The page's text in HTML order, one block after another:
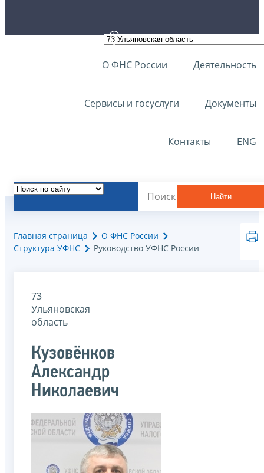
О ФНС России Деятельность
Сервисы и госуслуги Документы
Контакты ENG
Найти
Главная страница
О ФНС России
Структура УФНС
Руководство УФНС России
73
Ульяновская
область
Кузовёнков
Александр
Николаевич